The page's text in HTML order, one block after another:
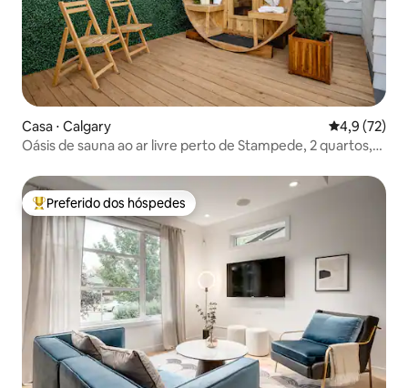
Casa ⋅ Calgary 4,9 de uma
4,9 (72)
Oásis de sauna ao ar livre perto de Stampede, 2 quartos,
Entre os melhores preferidos dos hóspedes
Preferido dos hóspedes